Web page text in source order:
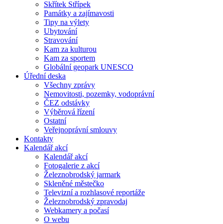
Skřítek Střípek
Památky a zajímavosti
Tipy na výlety
Ubytování
Stravování
Kam za kulturou
Kam za sportem
Globální geopark UNESCO
Úřední deska
Všechny zprávy
Nemovitosti, pozemky, vodoprávní
ČEZ odstávky
Výběrová řízení
Ostatní
Veřejnoprávní smlouvy
Kontakty
Kalendář akcí
Kalendář akcí
Fotogalerie z akcí
Železnobrodský jarmark
Skleněné městečko
Televizní a rozhlasové reportáže
Železnobrodský zpravodaj
Webkamery a počasí
O webu